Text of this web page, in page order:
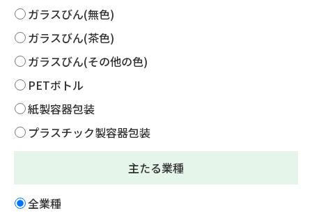
ガラスびん(無色)
ガラスびん(茶色)
ガラスびん(その他の色)
PETボトル
紙製容器包装
プラスチック製容器包装
主たる業種
全業種